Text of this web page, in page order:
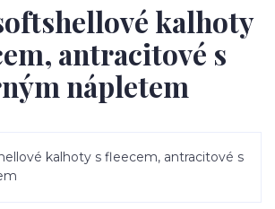
kalhoty
antracitové s
nápletem